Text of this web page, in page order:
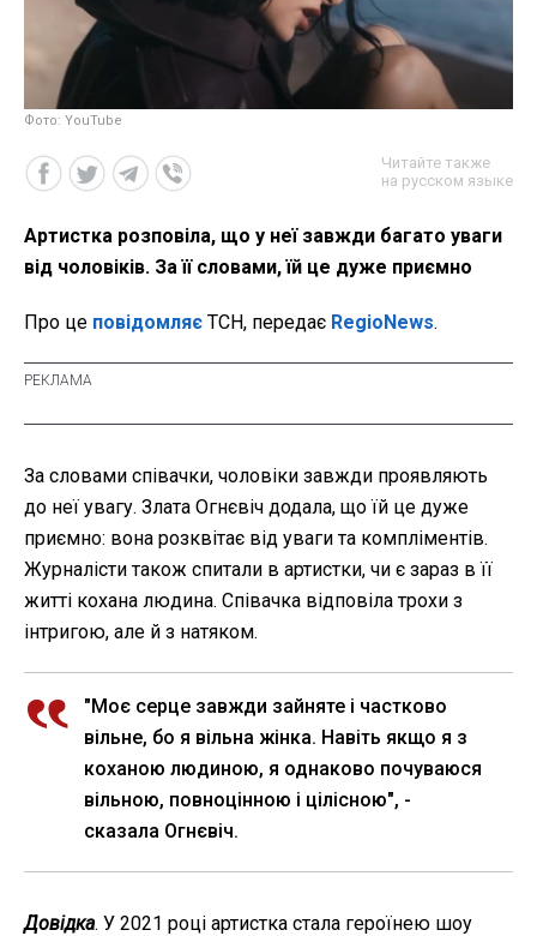
Фото: YouTube
Читайте также
на русском языке
Артистка розповіла, що у неї завжди багато уваги
від чоловіків. За її словами, їй це дуже приємно
Про це повідомляє ТСН, передає RegioNews.
За словами співачки, чоловіки завжди проявляють
до неї увагу. Злата Огнєвіч додала, що їй це дуже
приємно: вона розквітає від уваги та компліментів.
Журналісти також спитали в артистки, чи є зараз в її
житті кохана людина. Співачка відповіла трохи з
інтригою, але й з натяком.
"Моє серце завжди зайняте і частково
вільне, бо я вільна жінка. Навіть якщо я з
коханою людиною, я однаково почуваюся
вільною, повноцінною і цілісною", -
сказала Огнєвіч.
Довідка. У 2021 році артистка стала героїнею шоу